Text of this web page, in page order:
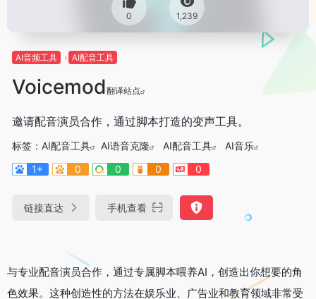
0 1,239
AI音频工具 AI配音工具
Voicemod翻译站点
邀请配音演员合作，通过脚本打造的变声工具。
标签： AI配音工具 AI语音克隆 AI配音工具
AI音乐
1+
0 0 0 0
链接直达 手机查看
与专业配音演员合作，通过专属脚本喂养AI，创造出你想要的角
色效果。这种创造性的方法在娱乐业、广告业和教育领域非常受